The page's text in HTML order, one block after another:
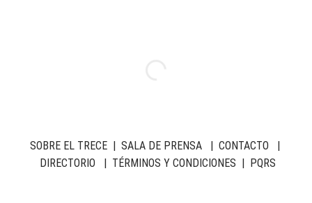
SOBRE EL TRECE| SALA DE PRENSA| CONTACTO |
DIRECTORIO | TÉRMINOS Y CONDICIONES | PQRS